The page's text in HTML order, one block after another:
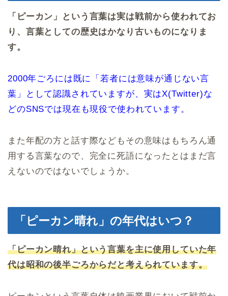
「ピーカン」という言葉は実は戦前から使われてお
り、言葉としての歴史はかなり古いものになりま
す。
2000年ごろには既に「若者には意味が通じない言
葉」として認識されていますが、実はX(Twitter)な
どのSNSでは現在も現役で使われています。
また年配の方と話す際などもその意味はもちろん通
用する言葉なので、完全に死語になったとはまだ言
えないのではないでしょうか。
「ピーカン晴れ」の年代はいつ？
「ピーカン晴れ」という言葉を主に使用していた年
代は昭和の後半ごろからだと考えられています。